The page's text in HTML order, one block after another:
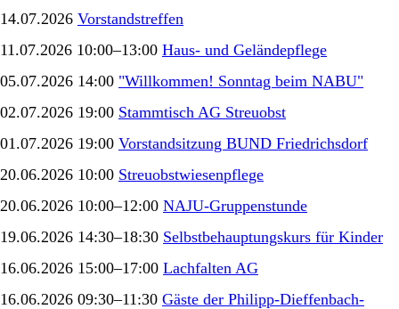
14.07.2026 Vorstandstreffen
11.07.2026 10:00–13:00 Haus- und Geländepflege
05.07.2026 14:00 "Willkommen! Sonntag beim NABU"
02.07.2026 19:00 Stammtisch AG Streuobst
01.07.2026 19:00 Vorstandsitzung BUND Friedrichsdorf
20.06.2026 10:00 Streuobstwiesenpflege
20.06.2026 10:00–12:00 NAJU-Gruppenstunde
19.06.2026 14:30–18:30 Selbstbehauptungskurs für Kinder
16.06.2026 15:00–17:00 Lachfalten AG
16.06.2026 09:30–11:30 Gäste der Philipp-Dieffenbach-